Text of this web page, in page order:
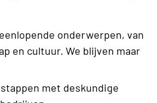
onderwerpen, van
en cultuur. We blijven maar
met deskundige